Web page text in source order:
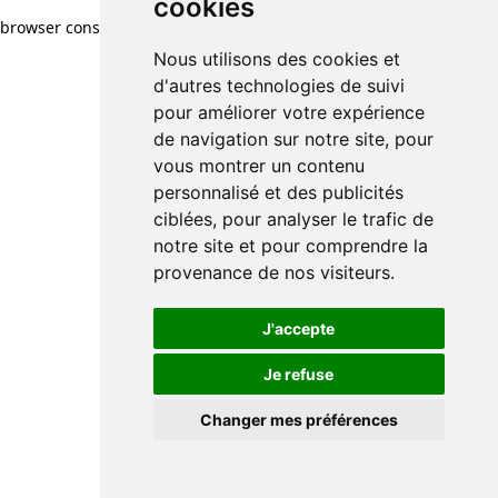
cookies
Nous utilisons des cookies et
d'autres technologies de suivi
pour améliorer votre expérience
de navigation sur notre site, pour
vous montrer un contenu
personnalisé et des publicités
ciblées, pour analyser le trafic de
notre site et pour comprendre la
provenance de nos visiteurs.
J'accepte
Je refuse
Changer mes préférences
browser console for more information)